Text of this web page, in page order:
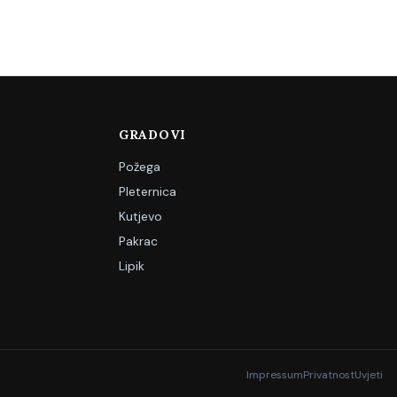
GRADOVI
Požega
Pleternica
Kutjevo
Pakrac
Lipik
ImpressumPrivatnostUvjeti